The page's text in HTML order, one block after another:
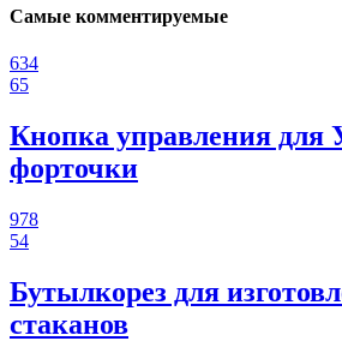
Самые комментируемые
634
65
Кнопка управления для
форточки
978
54
Бутылкорез для
стаканов